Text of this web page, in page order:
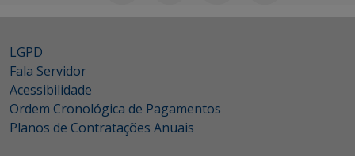
LGPD
Fala Servidor
Acessibilidade
Ordem Cronológica de Pagamentos
Planos de Contratações Anuais